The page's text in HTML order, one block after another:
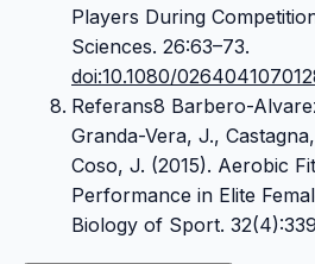
Players During
Sciences. 26:63–73.
doi:10.1080/
Referans8 Barbero-
Granda-Vera, J.,
Coso, J. (2015). Aerobic
Performance in Elite
Biology of Sport.